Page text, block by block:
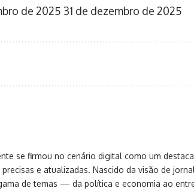
de 2025 31 de dezembro de 2025
se firmou no cenário digital como um
e atualizadas. Nascido da visão de
de temas — da política e economia ao